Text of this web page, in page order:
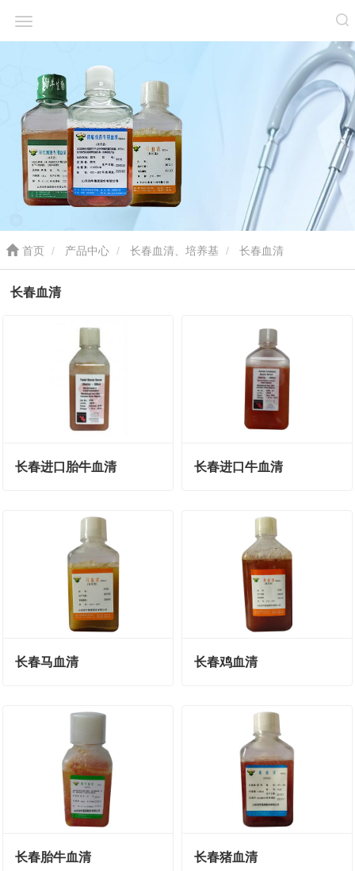
首页 产品中心 长春血清、培养基 长春血清
长春血清
长春进口胎牛血清 长春进口牛血清
长春马血清 长春鸡血清
长春胎牛血清 长春猪血清